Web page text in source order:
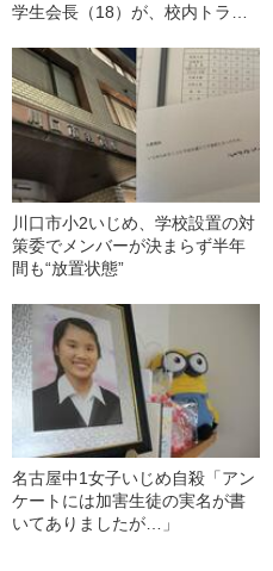
学生会長（18）が、校内トラブ
中身
川口市小2いじめ、学校設置の対
策委でメンバーが決まらず半年
間も“放置状態”
名古屋中1女子いじめ自殺「アン
ケートには加害生徒の実名が書
いてありましたが…」